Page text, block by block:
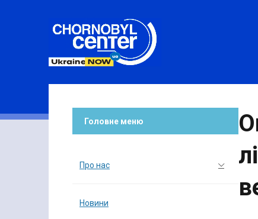
Головне меню
Про нас
Новини